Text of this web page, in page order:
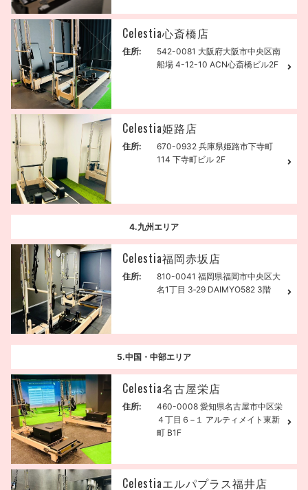
Celestia心斎橋店
住所:
542-0081 大阪府大阪市中央区南
船場 4-12-10 ACN心斎橋ビル2F
Celestia姫路店
住所:
670-0932 兵庫県姫路市下寺町
114 下寺町ビル 2F
4.九州エリア
Celestia福岡赤坂店
住所:
810-0041 福岡県福岡市中央区大
名1丁目 3‐29 DAIMYO582 3階
5.中国・中部エリア
Celestia名古屋栄店
住所:
460-0008 愛知県名古屋市中区栄
４丁目６−１ アルティメイト東新
町 B1F
Celestiaエルパプラス福井店